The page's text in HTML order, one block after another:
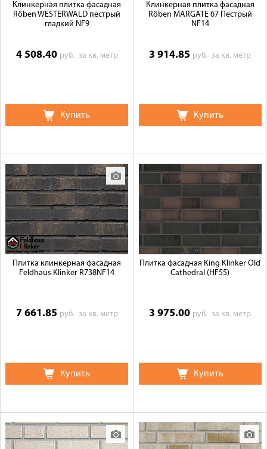
Клинкерная плитка фасадная
Röben WESTERWALD пестрый
гладкий NF9
4 508.40 руб. за кв. метр
Купить
Клинкерная плитка фасадная
Röben MARGATE 67 Пестрый
NF14
3 914.85 руб.за кв. метр
Купить
Плитка клинкерная фасадная
Feldhaus Klinker R738NF14
7 661.85 руб. за кв. метр
Купить
Плитка фасадная King Klinker Old
Cathedral (HF55)
3 975.00 руб.за кв. метр
Купить